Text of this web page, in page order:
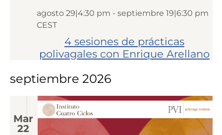
4 sesiones de prácticas
polivagales con Enrique Arellano
agosto 29|4:30 pm - septiembre 19|6:30 pm
CEST
septiembre 2026
Mar
22